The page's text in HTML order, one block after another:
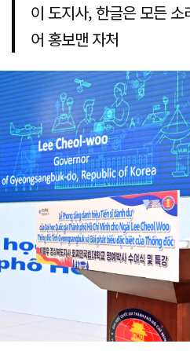
이 도지사, 한글은 모든
어 홍보맨 자처